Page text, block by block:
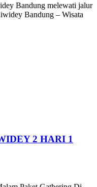
Bandung melewati jalur
Bandung – Wisata
2 HARI 1